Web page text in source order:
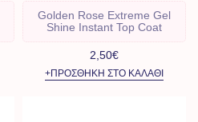
Golden Rose Extreme Gel
Shine Instant Top Coat
2,50€
+ΠΡΟΣΘΉΚΗ ΣΤΟ ΚΑΛΆΘΙ